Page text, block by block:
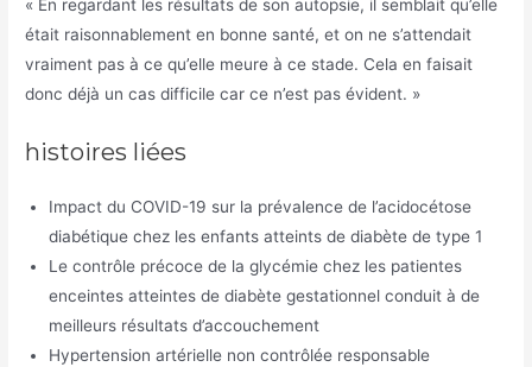
« En regardant les résultats de son autopsie, il semblait qu’elle
était raisonnablement en bonne santé, et on ne s’attendait
vraiment pas à ce qu’elle meure à ce stade. Cela en faisait
donc déjà un cas difficile car ce n’est pas évident. »
histoires liées
Impact du COVID-19 sur la prévalence de l’acidocétose
diabétique chez les enfants atteints de diabète de type 1
Le contrôle précoce de la glycémie chez les patientes
enceintes atteintes de diabète gestationnel conduit à de
meilleurs résultats d’accouchement
Hypertension artérielle non contrôlée responsable